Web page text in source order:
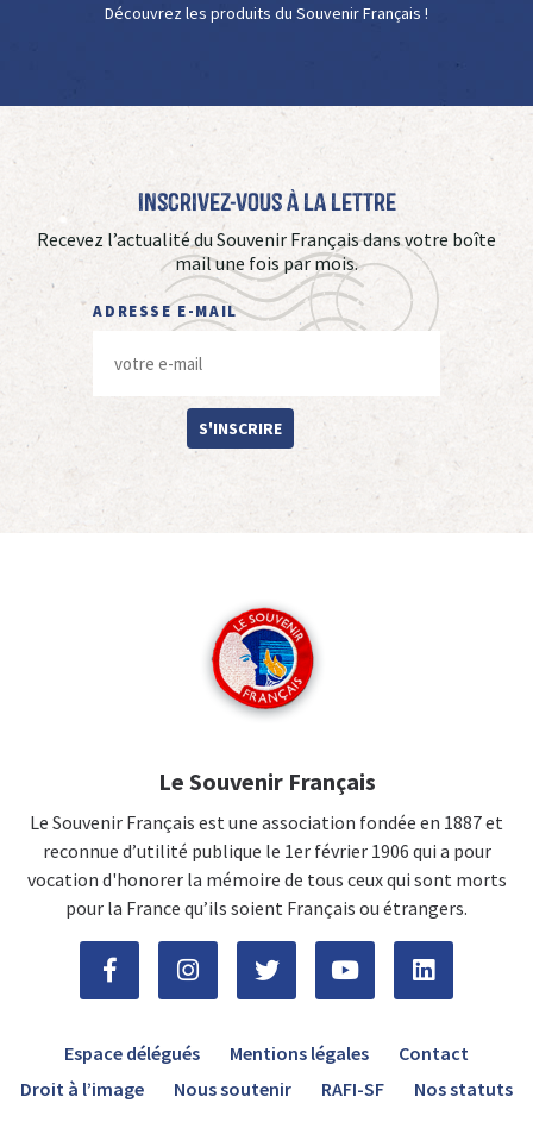
Découvrez les produits du Souvenir Français !
Inscrivez-vous à La Lettre
Recevez l’actualité du Souvenir Français dans votre boîte
mail une fois par mois.
ADRESSE E-MAIL
S'INSCRIRE
Le Souvenir Français
Le Souvenir Français est une association fondée en 1887 et
reconnue d’utilité publique le 1er février 1906 qui a pour
vocation d'honorer la mémoire de tous ceux qui sont morts
pour la France qu’ils soient Français ou étrangers.
Espace délégués Mentions légales
Contact
Droit à l’image
Nous soutenir RAFI-SF Nos statuts